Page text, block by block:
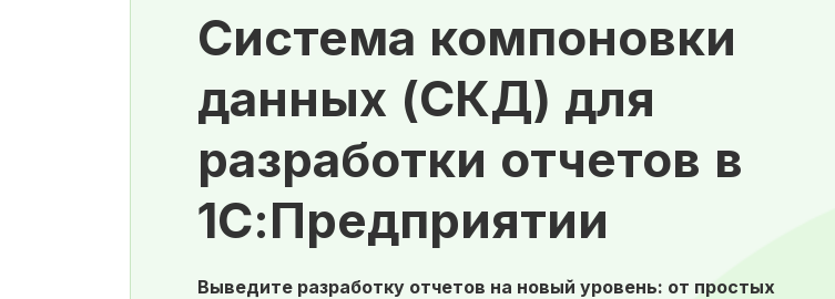
Система компоновки
данных (СКД) для
разработки отчетов в
1С:Предприятии
Выведите разработку отчетов на новый уровень: от простых